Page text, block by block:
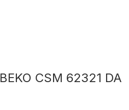
BEKO CSM 62321 DA